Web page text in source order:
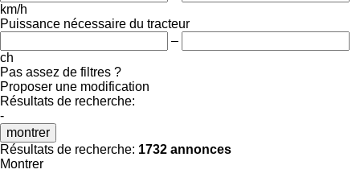
km/h
Puissance nécessaire du tracteur
–
ch
Pas assez de filtres ?
Proposer une modification
Résultats de recherche:
-
montrer
Résultats de recherche: 1732 annonces
Montrer